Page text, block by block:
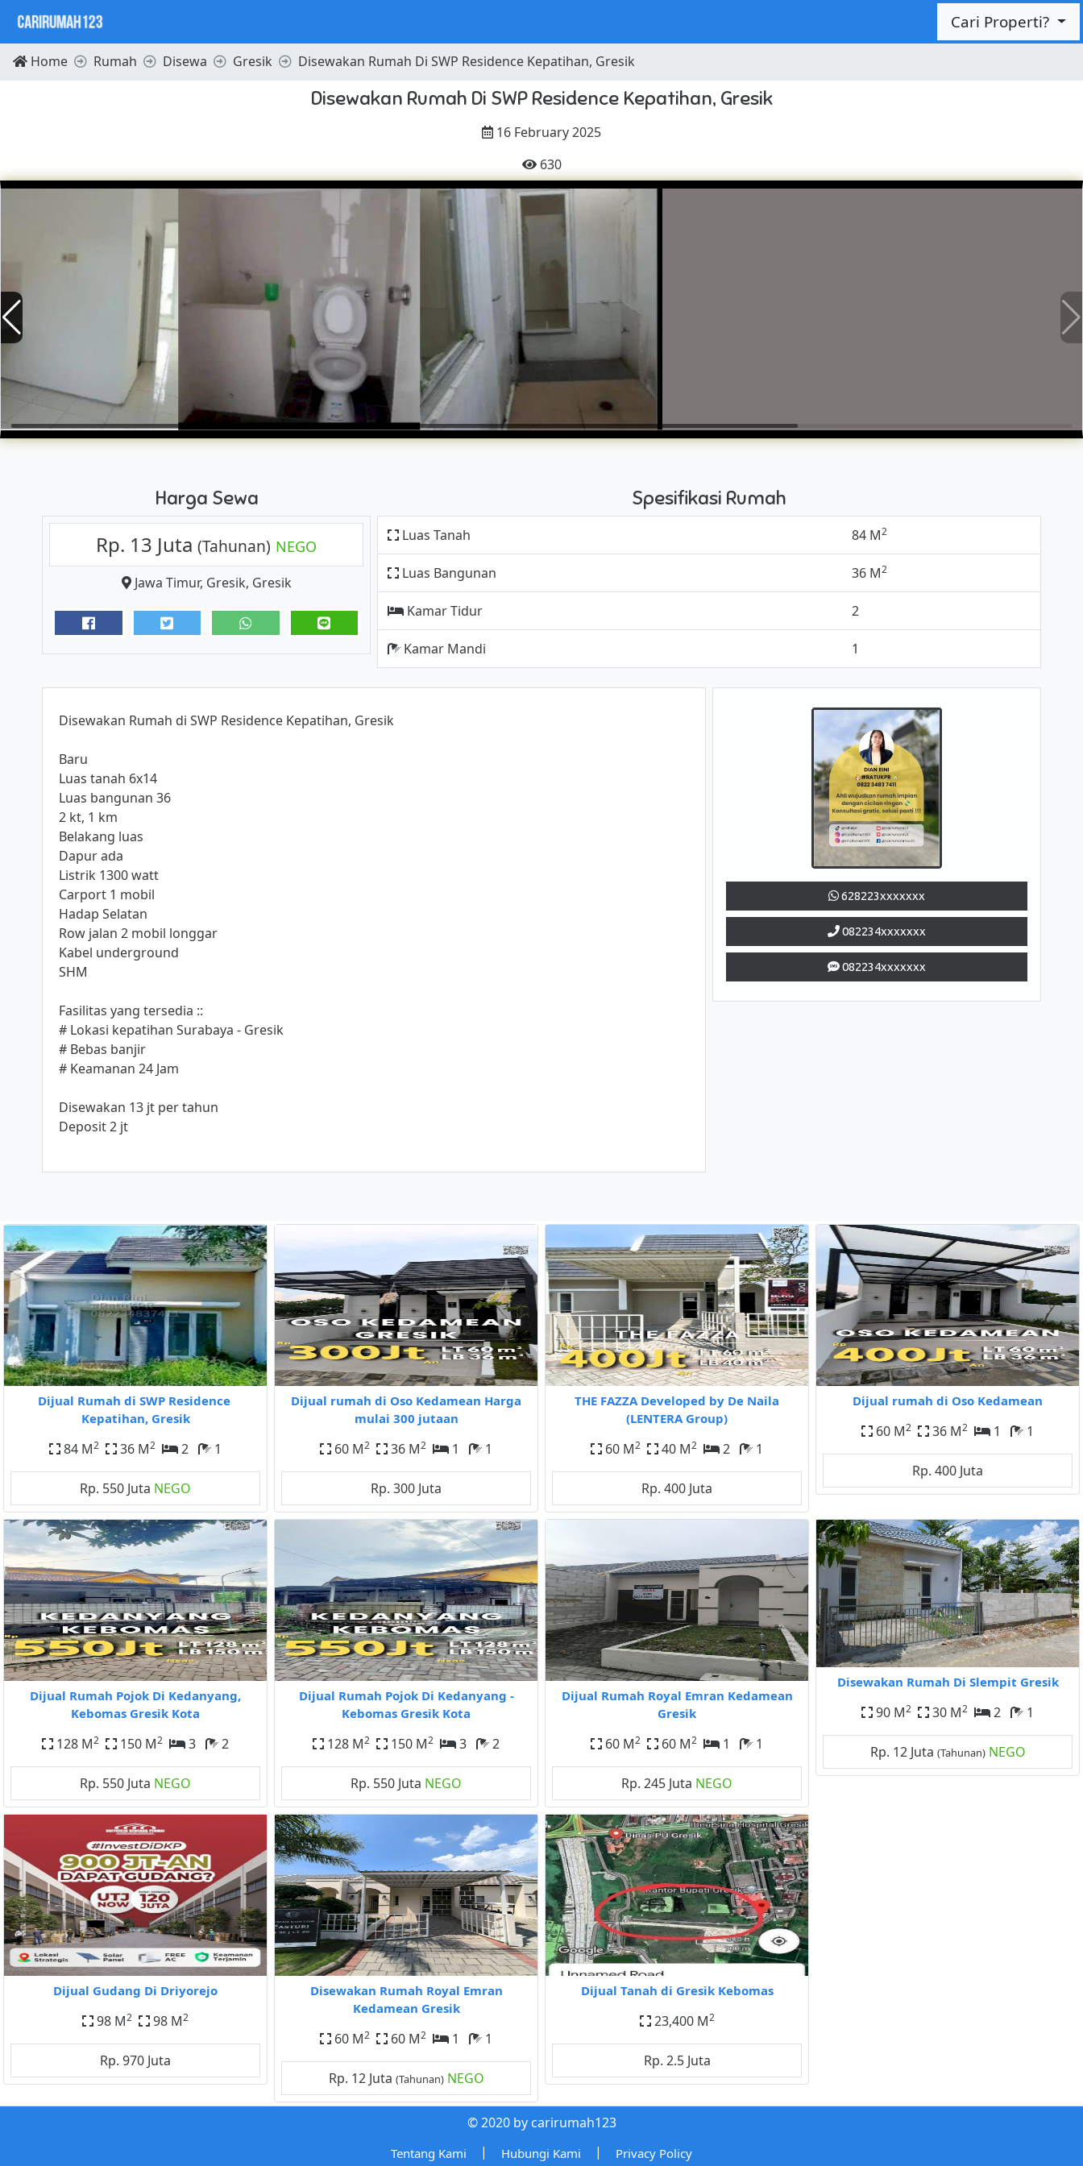
Cari Properti?
Home Rumah Disewa Gresik Disewakan Rumah Di SWP Residence Kepatihan, Gresik
Disewakan Rumah Di SWP Residence Kepatihan, Gresik
16 February 2025
630
Harga Sewa
Rp. 13 Juta (Tahunan) NEGO
Jawa Timur, Gresik, Gresik
Spesifikasi Rumah
Luas Tanah 84 M2
Luas Bangunan 36 M2
Kamar Tidur 2
Kamar Mandi 1
Disewakan Rumah di SWP Residence Kepatihan, Gresik
Baru
Luas tanah 6x14
Luas bangunan 36
2 kt, 1 km
Belakang luas
Dapur ada
Listrik 1300 watt
Carport 1 mobil
Hadap Selatan
Row jalan 2 mobil longgar
Kabel underground
SHM
Fasilitas yang tersedia ::
# Lokasi kepatihan Surabaya - Gresik
# Bebas banjir
# Keamanan 24 Jam
Disewakan 13 jt per tahun
Deposit 2 jt
628223xxxxxxx
082234xxxxxxx
082234xxxxxxx
Dijual Rumah di SWP Residence
Kepatihan, Gresik
84 M2 36 M2 2 1
Rp. 550 Juta NEGO
Dijual rumah di Oso Kedamean Harga
mulai 300 jutaan
60 M2 36 M2 1 1
Rp. 300 Juta
THE FAZZA Developed by De Naila
(LENTERA Group)
60 M2 40 M2 2 1
Rp. 400 Juta
Dijual rumah di Oso Kedamean
60 M2 36 M2 1 1
Rp. 400 Juta
Dijual Rumah Pojok Di Kedanyang,
Kebomas Gresik Kota
128 M2 150 M2 3 2
Rp. 550 Juta NEGO
Dijual Rumah Pojok Di Kedanyang -
Kebomas Gresik Kota
128 M2 150 M2 3 2
Rp. 550 Juta NEGO
Dijual Rumah Royal Emran Kedamean
Gresik
60 M2 60 M2 1 1
Rp. 245 Juta NEGO
Disewakan Rumah Di Slempit Gresik
90 M2 30 M2 2 1
Rp. 12 Juta (Tahunan) NEGO
Dijual Gudang Di Driyorejo
98 M2 98 M2
Rp. 970 Juta
Disewakan Rumah Royal Emran
Kedamean Gresik
60 M2 60 M2 1 1
Rp. 12 Juta (Tahunan) NEGO
Dijual Tanah di Gresik Kebomas
23,400 M2
Rp. 2.5 Juta
© 2020 by carirumah123
Tentang Kami | Hubungi Kami | Privacy Policy